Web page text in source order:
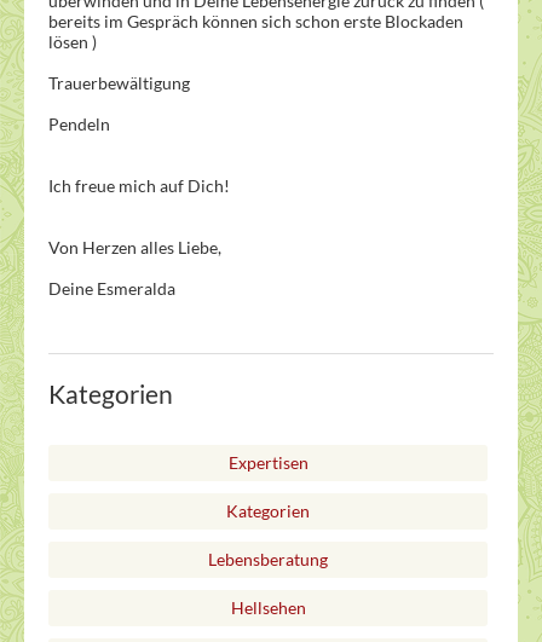
bereits im Gespräch können sich schon erste Blockaden
lösen )
Trauerbewältigung
Pendeln
Ich freue mich auf Dich!
Von Herzen alles Liebe,
Deine Esmeralda
Kategorien
Expertisen
Kategorien
Lebensberatung
Hellsehen